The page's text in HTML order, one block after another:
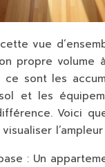
vue
propre volume
ce sont les
et les
Voici
: Un